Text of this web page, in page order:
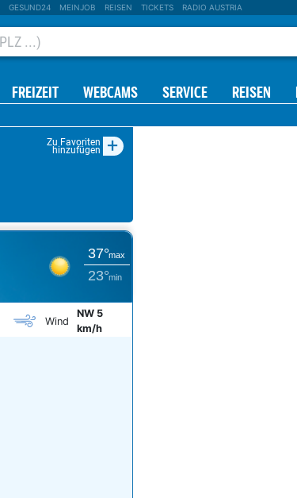
GESUND24 MEINJOB REISEN TICKETS RADIO AUSTRIA
FREIZEIT WEBCAMS SERVICE REISEN
Zu Favoriten
hinzufügen +
37°max
23°min
Wind
NW 5
km/h